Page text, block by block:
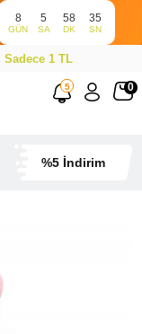
8
GÜN
5
SA
58
DK
34
SN
Sadece 1 TL
5 0
%5 İndirim